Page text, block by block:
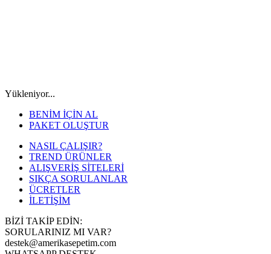
Yükleniyor...
BENİM İÇİN AL
PAKET OLUŞTUR
NASIL ÇALIŞIR?
TREND ÜRÜNLER
ALIŞVERİŞ SİTELERİ
SIKÇA SORULANLAR
ÜCRETLER
İLETİŞİM
BİZİ TAKİP EDİN:
SORULARINIZ MI VAR?
destek@amerikasepetim.com